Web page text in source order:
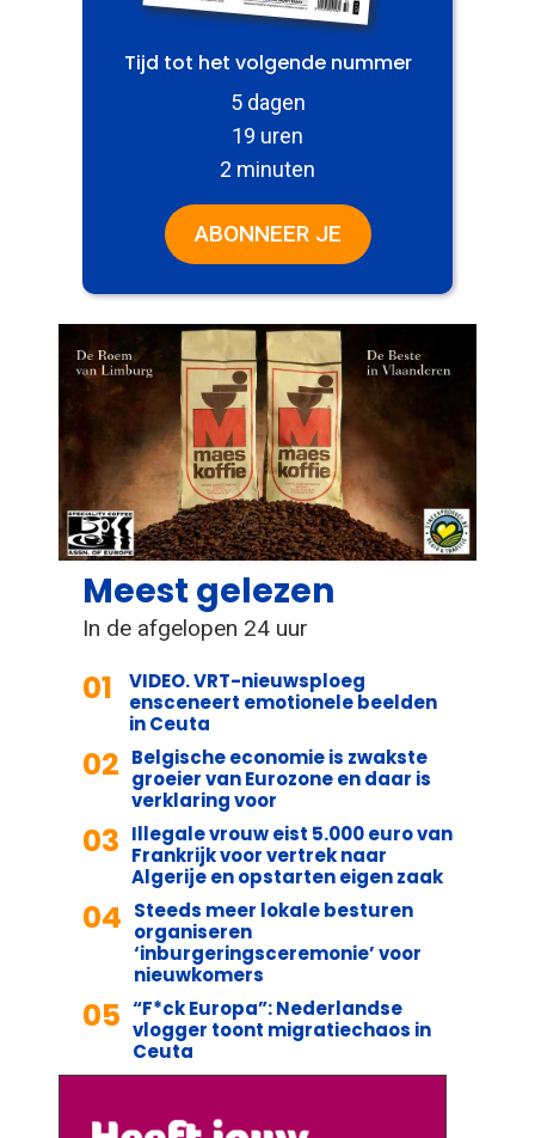
Tijd tot het volgende nummer
5 dagen
19 uren
2 minuten
ABONNEER JE
Meest gelezen
In de afgelopen 24 uur
01
VIDEO. VRT-nieuwsploeg
ensceneert emotionele beelden
in Ceuta
02 Belgische economie is zwakste
groeier van Eurozone en daar is
verklaring voor
03 Illegale vrouw eist 5.000 euro van
Frankrijk voor vertrek naar
Algerije en opstarten eigen zaak
04 Steeds meer lokale besturen
organiseren
‘inburgeringsceremonie’ voor
nieuwkomers
05 “F*ck Europa”: Nederlandse
vlogger toont migratiechaos in
Ceuta